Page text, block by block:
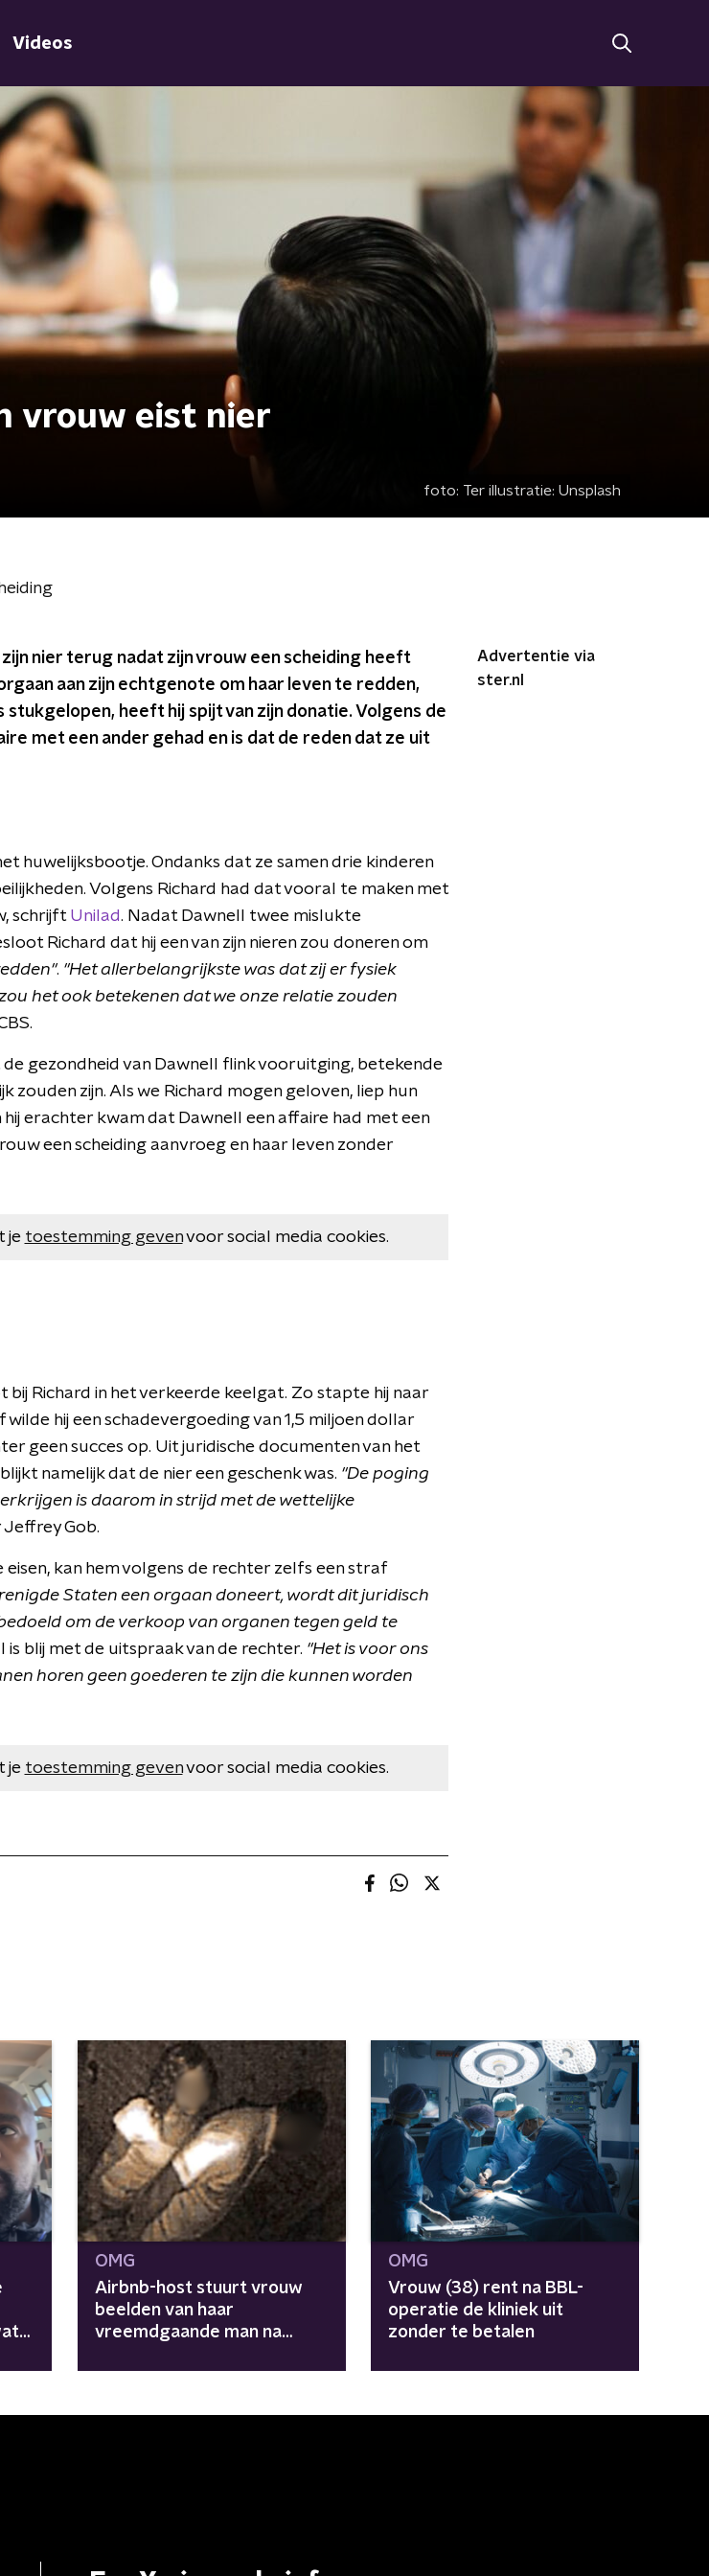
Videos
vrouw eist nier
foto: Ter illustratie: Unsplash
nier terug nadat zijn vrouw een scheiding heeft
aan zijn echtgenote om haar leven te redden,
stukgelopen, heeft hij spijt van zijn donatie. Volgens de
met een ander gehad en is dat de reden dat ze uit
huwelijksbootje. Ondanks dat ze samen drie kinderen
Volgens Richard had dat vooral te maken met
schrijft Unilad. Nadat Dawnell twee mislukte
Richard dat hij een van zijn nieren zou doneren om
. "Het allerbelangrijkste was dat zij er fysiek
het ook betekenen dat we onze relatie zouden
gezondheid van Dawnell flink vooruitging, betekende
zouden zijn. Als we Richard mogen geloven, liep hun
erachter kwam dat Dawnell een affaire had met een
een scheiding aanvroeg en haar leven zonder
je toestemming gevenvoor social media cookies.
bij Richard in het verkeerde keelgat. Zo stapte hij naar
hij een schadevergoeding van 1,5 miljoen dollar
geen succes op. Uit juridische documenten van het
namelijk dat de nier een geschenk was. "De poging
is daarom in strijd met de wettelijke
Gob.
kan hem volgens de rechter zelfs een straf
Staten een orgaan doneert, wordt dit juridisch
om de verkoop van organen tegen geld te
is blij met de uitspraak van de rechter. "Het is voor ons
horen geen goederen te zijn die kunnen worden
je toestemming gevenvoor social media cookies.
Advertentie via
ster.nl
OMG
Airbnb-host stuurt vrouw
beelden van haar
vreemdgaande man na
OMG
Vrouw (38) rent na BBL-
operatie de kliniek uit
zonder te betalen